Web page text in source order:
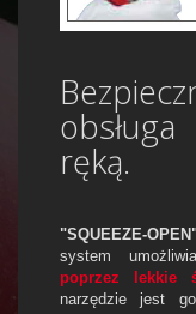
ręką.
"SQUEEZE-
system
poprzez lekkie
narzędzie jest